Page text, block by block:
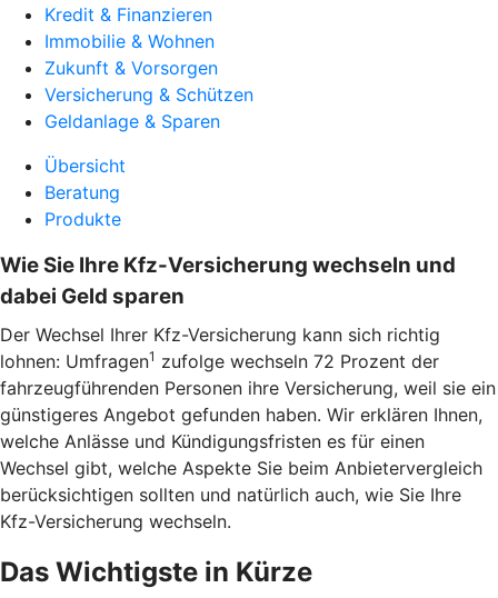
Kredit & Finanzieren
Immobilie & Wohnen
Zukunft & Vorsorgen
Versicherung & Schützen
Geldanlage & Sparen
Übersicht
Beratung
Produkte
Wie Sie Ihre Kfz-Versicherung wechseln und
dabei Geld sparen
Der Wechsel Ihrer Kfz-Versicherung kann sich richtig
lohnen: Umfragen1 zufolge wechseln 72 Prozent der
fahrzeugführenden Personen ihre Versicherung, weil sie ein
günstigeres Angebot gefunden haben. Wir erklären Ihnen,
welche Anlässe und Kündigungsfristen es für einen
Wechsel gibt, welche Aspekte Sie beim Anbietervergleich
berücksichtigen sollten und natürlich auch, wie Sie Ihre
Kfz-Versicherung wechseln.
Das Wichtigste in Kürze